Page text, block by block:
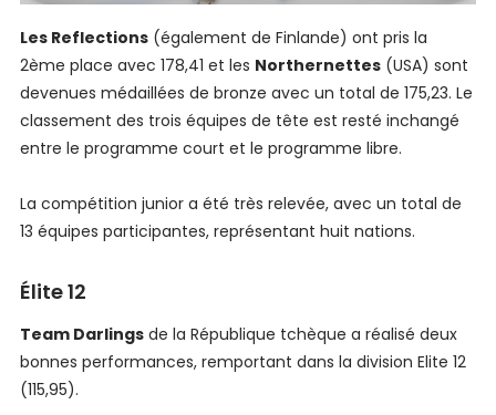
Les Reflections(également de Finlande) ont pris la
2ème place avec 178,41 et les Northernettes(USA) sont
devenues médaillées de bronze avec un total de 175,23. Le
classement des trois équipes de tête est resté inchangé
entre le programme court et le programme libre.
La compétition junior a été très relevée, avec un total de
13 équipes participantes, représentant huit nations.
Élite 12
Team Darlingsde la République tchèque a réalisé deux
bonnes performances, remportant dans la division Elite 12
(115,95).